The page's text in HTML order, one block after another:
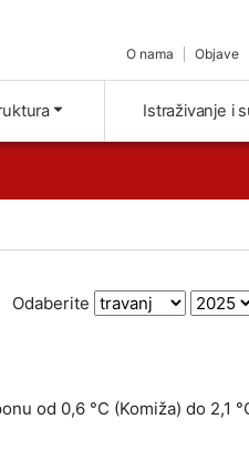
O nama Objave
Istraživanje i
Odaberite
od 0,6 °C (Komiža) do 2,1